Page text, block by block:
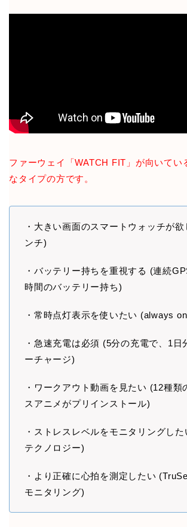
ファーウェイ「WATCH FIT」が向いてい
なタイプの方です。
・大きい画面のスマートウォッチが
ンチ)
・バッテリー持ちを重視する (連続
時間のバッテリー持ち)
・常時点灯表示を使いたい (always
・急速充電は必須 (5分の充電で、1日
ーチャージ)
・ワークアウト動画を見たい (12種類
スアニメがプリインストール)
・ストレスレベルをモニタリングし
テクノロジー)
・より正確に心拍を測定したい
モニタリング)